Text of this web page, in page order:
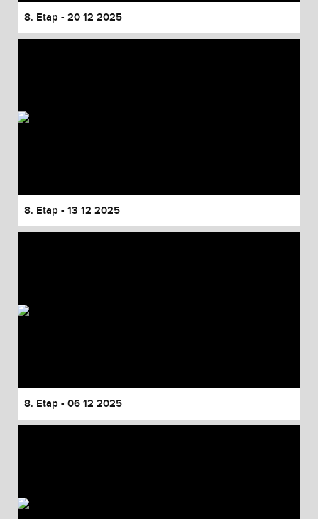
8. Etap - 20 12 2025
8. Etap - 13 12 2025
8. Etap - 06 12 2025